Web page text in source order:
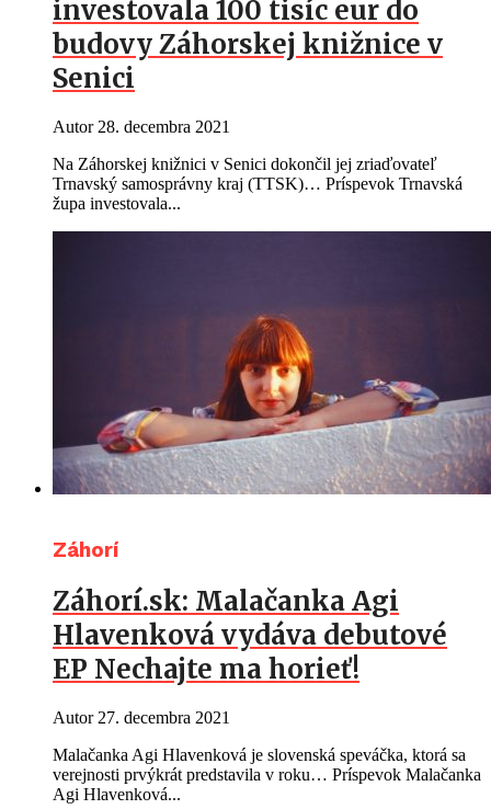
investovala 100 tisíc eur do
budovy Záhorskej knižnice v
Senici
Autor 28. decembra 2021
Na Záhorskej knižnici v Senici dokončil jej zriaďovateľ
Trnavský samosprávny kraj (TTSK)… Príspevok Trnavská
župa investovala...
Záhorí
Záhorí.sk: Malačanka Agi
Hlavenková vydáva debutové
EP Nechajte ma horieť!
Autor 27. decembra 2021
Malačanka Agi Hlavenková je slovenská speváčka, ktorá sa
verejnosti prvýkrát predstavila v roku… Príspevok Malačanka
Agi Hlavenková...